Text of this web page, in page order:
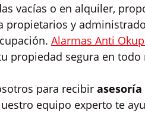
vacías o en alquiler,
propietarios y
Alarmas Anti
propiedad segura en
para recibir
equipo experto te